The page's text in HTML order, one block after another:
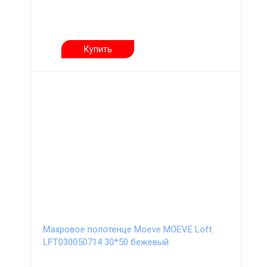
Купить
Махровое полотенце Moeve MOEVE Loft
LFT030050714 30*50 бежевый